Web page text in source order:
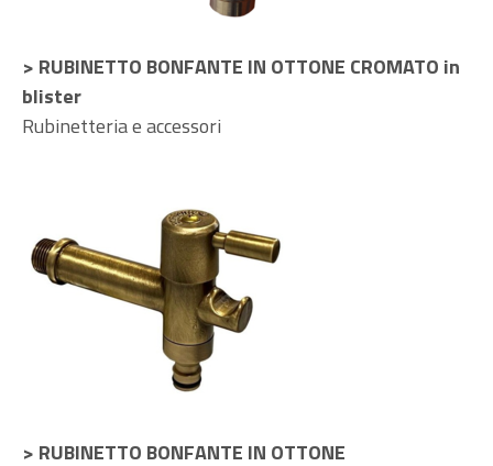
> RUBINETTO BONFANTE IN OTTONE CROMATO in
blister
Rubinetteria e accessori
> RUBINETTO BONFANTE IN OTTONE